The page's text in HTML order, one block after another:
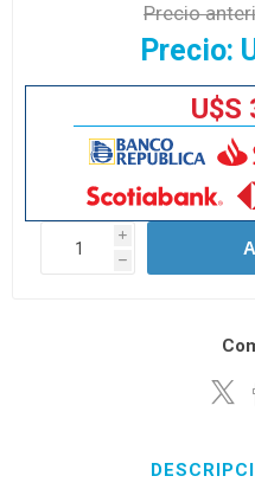
Precio
Precio:
U$S
i
h